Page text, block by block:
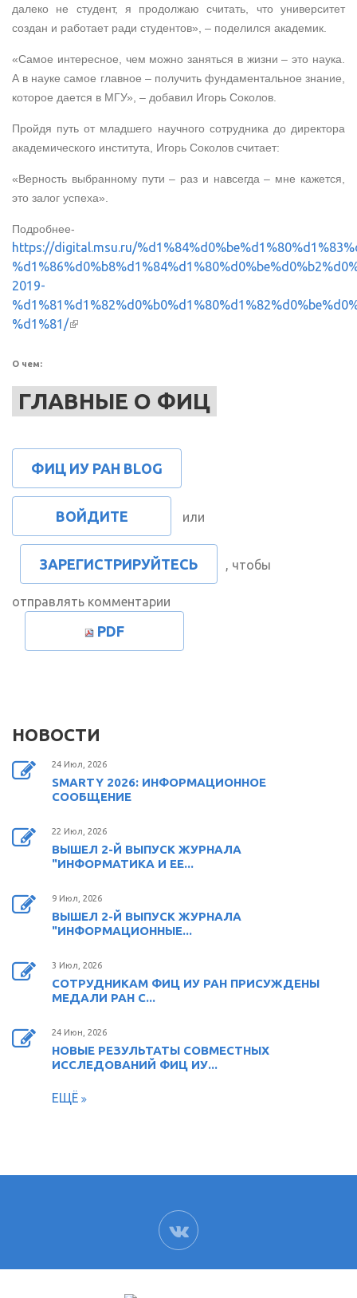
далеко не студент, я продолжаю считать, что университет
создан и работает ради студентов», – поделился академик.
«Самое интересное, чем можно заняться в жизни – это наука.
А в науке самое главное – получить фундаментальное знание,
которое дается в МГУ», – добавил Игорь Соколов.
Пройдя путь от младшего научного сотрудника до директора
академического института, Игорь Соколов считает:
«Верность выбранному пути – раз и навсегда – мне кажется,
это залог успеха».
Подробнее-
https://digital.msu.ru/
2019-
%d1%81/(внешняя ссылка)
О чем:
ГЛАВНЫЕ О ФИЦ
ФИЦ ИУ РАН BLOG
ВОЙДИТЕ или
ЗАРЕГИСТРИРУЙТЕСЬ , чтобы
отправлять комментарии
PDF
НОВОСТИ
24 Июл, 2026
SMARTY 2026: ИНФОРМАЦИОННОЕ
СООБЩЕНИЕ
22 Июл, 2026
ВЫШЕЛ 2-Й ВЫПУСК ЖУРНАЛА
"ИНФОРМАТИКА И ЕЕ...
9 Июл, 2026
ВЫШЕЛ 2-Й ВЫПУСК ЖУРНАЛА
"ИНФОРМАЦИОННЫЕ...
3 Июл, 2026
СОТРУДНИКАМ ФИЦ ИУ РАН ПРИСУЖДЕНЫ
МЕДАЛИ РАН С...
24 Июн, 2026
НОВЫЕ РЕЗУЛЬТАТЫ СОВМЕСТНЫХ
ИССЛЕДОВАНИЙ ФИЦ ИУ...
ЕЩЁ
ВК